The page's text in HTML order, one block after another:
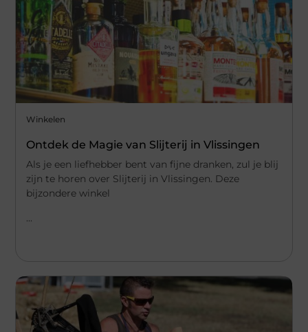
Winkelen
Ontdek de Magie van Slijterij in Vlissingen
Als je een liefhebber bent van fijne dranken, zul je blij
zijn te horen over Slijterij in Vlissingen. Deze
bijzondere winkel
...